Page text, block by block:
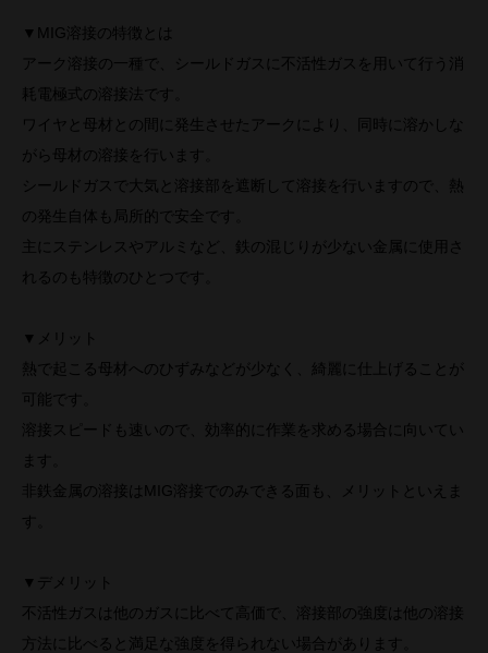
▼MIG溶接の特徴とは
アーク溶接の一種で、シールドガスに不活性ガスを用いて行う消
耗電極式の溶接法です。
ワイヤと母材との間に発生させたアークにより、同時に溶かしな
がら母材の溶接を行います。
シールドガスで大気と溶接部を遮断して溶接を行いますので、熱
の発生自体も局所的で安全です。
主にステンレスやアルミなど、鉄の混じりが少ない金属に使用さ
れるのも特徴のひとつです。
▼メリット
熱で起こる母材へのひずみなどが少なく、綺麗に仕上げることが
可能です。
溶接スピードも速いので、効率的に作業を求める場合に向いてい
ます。
非鉄金属の溶接はMIG溶接でのみできる面も、メリットといえま
す。
▼デメリット
不活性ガスは他のガスに比べて高価で、溶接部の強度は他の溶接
方法に比べると満足な強度を得られない場合があります。